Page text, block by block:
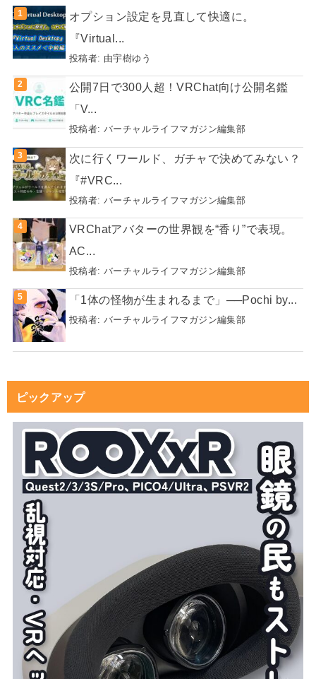
オプション設定を見直して快適に。
『Virtual...
投稿者: 由宇樹ゆう
公開7日で300人超！VRChat向け公開名鑑
「V...
投稿者: バーチャルライフマガジン編集部
次に行くワールド、ガチャで決めてみない？
『#VRC...
投稿者: バーチャルライフマガジン編集部
VRChatアバターの世界観を“香り”で表現。
AC...
投稿者: バーチャルライフマガジン編集部
「1体の怪物が生まれるまで」──Pochi by...
投稿者: バーチャルライフマガジン編集部
ピックアップ